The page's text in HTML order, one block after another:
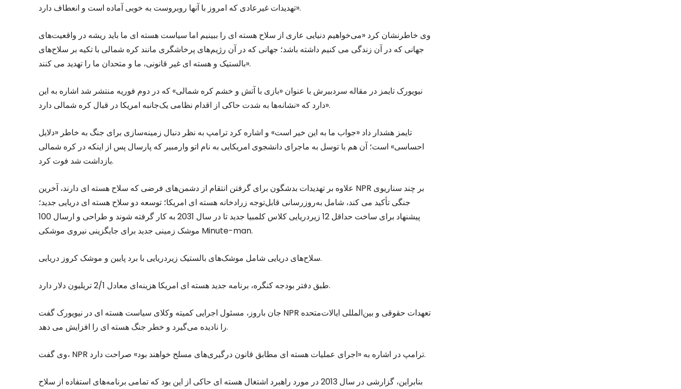
تهدیدات غیرعادی که امروز با آنها روبروست به خوبی آماده است و انعطاف دارد».
وی خاطرنشان کرد «می‌خواهیم دنیایی عاری از سلاح هسته ای را ببینیم اما سیاست هسته ای ما باید ریشه در واقعیت‌های
جهانی که در آن زندگی می کنیم داشته باشد؛ جهانی که در آن رژیم‌های پرخاشگری مانند کره شمالی با تکیه بر سلاح‌های
بالستیک و هسته ای غیر قانونی، ما و متحدان ما را تهدید می کنند».
نیویورک تایمز در مقاله سردبیرش با عنوان «بازی با آتش و خشم کره شمالی» که در دوم فوریه منتشر شد اشاره به این
دارد که «نشانه‌ها به شدت حاکی از اقدام نظامی یک‌جانبه امریکا در قبال کره شمالی دارد».
تایمز هشدار داد «جواب ما به این خیر است» و اشاره کرد ترامپ به نظر دنبال زمینه‌سازی برای جنگ به خاطر «دلایل
احساسی» است؛ آن هم با توسل به ماجرای دانشجوی امریکایی به نام اتو وارمبیر که پارسال پس از اینکه در کره شمالی
بازداشت شد فوت کرد.
علاوه بر تهدیدات بدشگون برای گرفتن انتقام از دشمن‌های فرضی که سلاح هسته ای دارند، آخرین NPR بر چند سناریوی
جنگی تأکید می کند، شامل به‌روزرسانی قابل‌توجه زرادخانه هسته ای امریکا؛ توسعه دو سلاح هسته ای دریایی جدید؛
پیشنهاد برای ساخت حداقل 12 زیردریایی کلاس کلمبیا جدید تا در سال 2031 به کار گرفته شوند و طراحی و ارسال 100
موشک زمینی جدید برای جایگزینی نیروی موشکی Minute-man.
سلاح‌های دریایی شامل موشک‌های بالستیک زیردریایی با برد پایین و موشک کروز دریایی.
طبق دفتر بودجه کنگره، برنامه جدید هسته ای امریکا هزینه‌ای معادل 2/1 تریلیون دلار دارد.
جان باروز، مسئول اجرایی کمیته وکلای سیاست هسته ای در نیویورک گفت NPR تعهدات حقوقی و بین‌المللی ایالات‌متحده
را نادیده می‌گیرد و خطر جنگ هسته ای را افزایش می دهد.
وی گفت، NPR ترامپ در اشاره به «اجرای عملیات هسته ای مطابق قانون درگیری‌های مسلح خواهند بود» صراحت دارد.
بنابراین، گزارشی در سال 2013 در مورد راهبرد اشتغال هسته ای حاکی از این بود که تمامی برنامه‌های استفاده از سلاح